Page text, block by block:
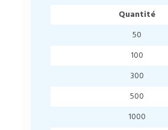
Quantité
50
100
300
500
1000